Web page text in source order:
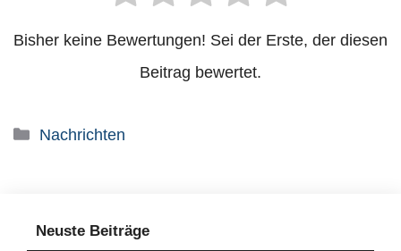
Bisher keine Bewertungen! Sei der Erste, der diesen
Beitrag bewertet.
Kategorien
Nachrichten
Neuste Beiträge